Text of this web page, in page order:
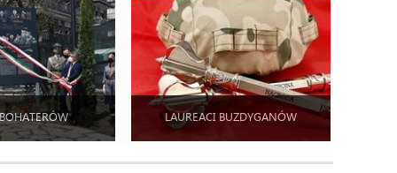
LAUREACI BUZDYGANÓW